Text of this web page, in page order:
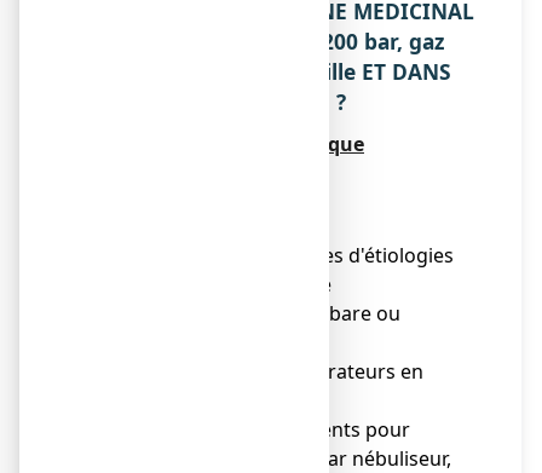
1. QU’EST-CE QUE OXYGENE MEDICINAL
AIR PRODUCTS MEDICAL 200 bar, gaz
pour inhalation, en bouteille ET DANS
QUELS CAS EST-IL UTILISE ?
Classe pharmacothérapeutique
● Correction des hypoxies d'étiologies
diverses nécessitant une
oxygénothérapie normobare ou
● Alimentation des respirateurs en
● Vecteur des médicaments pour
inhalation administrés par nébuliseur,